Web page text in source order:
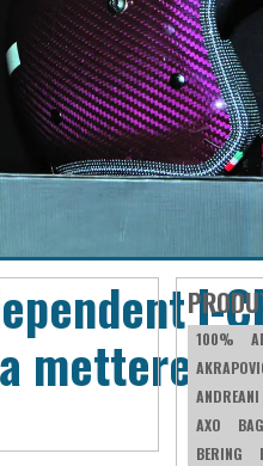
I-
mettere in
100%
AXO
BERING